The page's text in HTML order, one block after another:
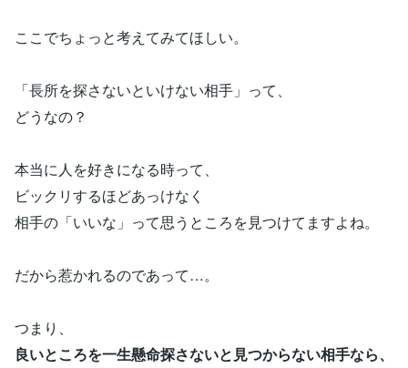
ここでちょっと考えてみてほしい。
「長所を探さないといけない相手」って、
どうなの？
本当に人を好きになる時って、
ビックリするほどあっけなく
相手の「いいな」って思うところを見つけてますよね。
だから惹かれるのであって…。
つまり、
良いところを一生懸命探さないと見つからない相手なら、